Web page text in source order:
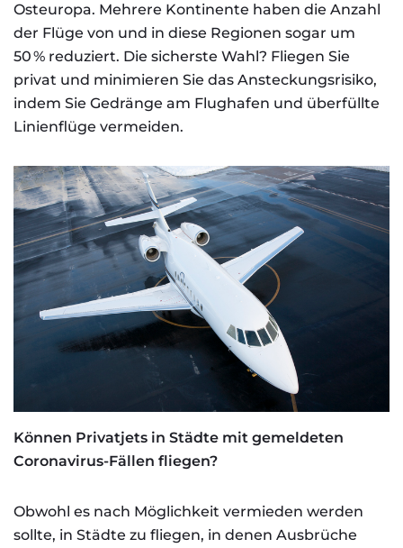
Osteuropa. Mehrere Kontinente haben die Anzahl
der Flüge von und in diese Regionen sogar um
50 % reduziert. Die sicherste Wahl? Fliegen Sie
privat und minimieren Sie das Ansteckungsrisiko,
indem Sie Gedränge am Flughafen und überfüllte
Linienflüge vermeiden.
Können Privatjets in Städte mit gemeldeten
Coronavirus-Fällen fliegen?
Obwohl es nach Möglichkeit vermieden werden
sollte, in Städte zu fliegen, in denen Ausbrüche